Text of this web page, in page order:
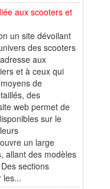
aux scooters et
un site dévoilant
des scooters
aux
et à ceux qui
de
des
web permet de
sur le
un large
allant des modèles
sections
les...